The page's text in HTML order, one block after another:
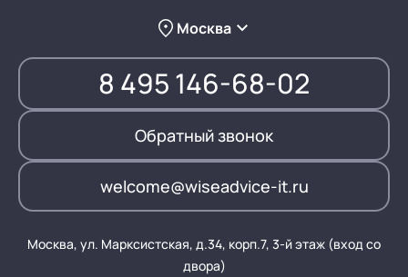
Москва
8 495 146-68-02
Обратный звонок
welcome@wiseadvice-it.ru
Москва, ул. Марксистская, д.34, корп.7, 3-й этаж (вход со
двора)